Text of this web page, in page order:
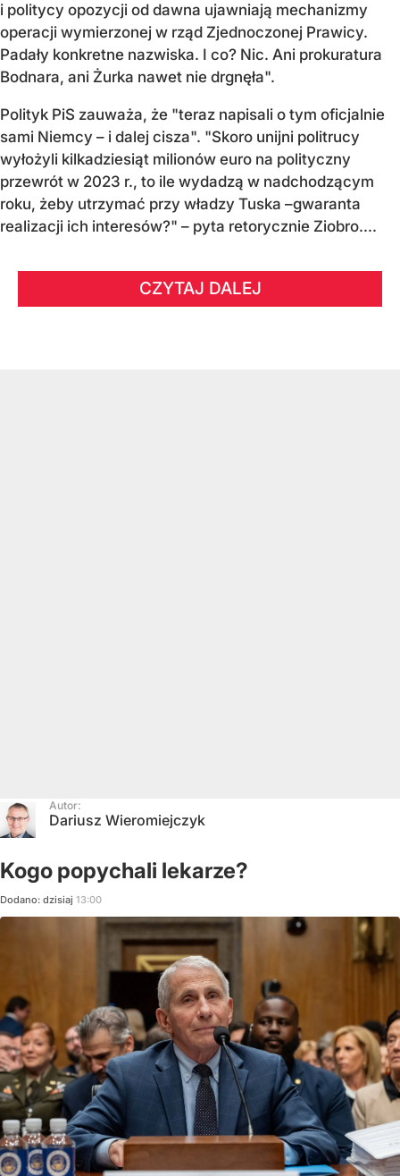
i politycy opozycji od dawna ujawniają mechanizmy
operacji wymierzonej w rząd Zjednoczonej Prawicy.
Padały konkretne nazwiska. I co? Nic. Ani prokuratura
Bodnara, ani Żurka nawet nie drgnęła".
Polityk PiS zauważa, że "teraz napisali o tym oficjalnie
sami Niemcy – i dalej cisza". "Skoro unijni politrucy
wyłożyli kilkadziesiąt milionów euro na polityczny
przewrót w 2023 r., to ile wydadzą w nadchodzącym
roku, żeby utrzymać przy władzy Tuska –gwaranta
realizacji ich interesów?" – pyta retorycznie Ziobro....
CZYTAJ DALEJ
Autor:
Dariusz Wieromiejczyk
Kogo popychali lekarze?
Dodano: dzisiaj 13:00